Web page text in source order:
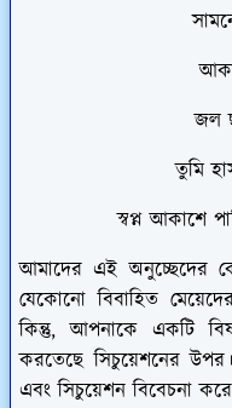
জল
তুমি
স্বপ্ন আকাশে
আমাদের এই অনুচ্ছেদের
যেকোনো বিবাহিত
কিন্তু, আপনাকে একটি
করতেছে সিচুয়েশনের
এবং সিচুয়েশন বিবেচনা